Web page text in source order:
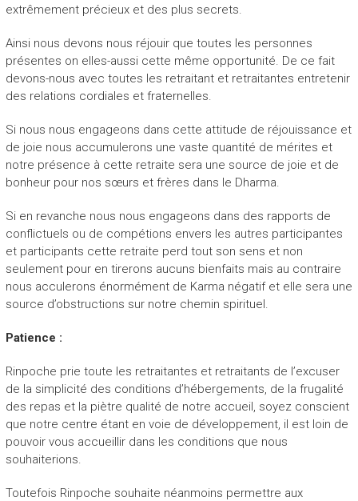
extrêmement précieux et des plus secrets.
Ainsi nous devons nous réjouir que toutes les personnes
présentes on elles-aussi cette même opportunité. De ce fait
devons-nous avec toutes les retraitant et retraitantes entretenir
des relations cordiales et fraternelles.
Si nous nous engageons dans cette attitude de réjouissance et
de joie nous accumulerons une vaste quantité de mérites et
notre présence à cette retraite sera une source de joie et de
bonheur pour nos sœurs et frères dans le Dharma.
Si en revanche nous nous engageons dans des rapports de
conflictuels ou de compétions envers les autres participantes
et participants cette retraite perd tout son sens et non
seulement pour en tirerons aucuns bienfaits mais au contraire
nous acculerons énormément de Karma négatif et elle sera une
source d’obstructions sur notre chemin spirituel.
Patience :
Rinpoche prie toute les retraitantes et retraitants de l’excuser
de la simplicité des conditions d’hébergements, de la frugalité
des repas et la piètre qualité de notre accueil, soyez conscient
que notre centre étant en voie de développement, il est loin de
pouvoir vous accueillir dans les conditions que nous
souhaiterions.
Toutefois Rinpoche souhaite néanmoins permettre aux